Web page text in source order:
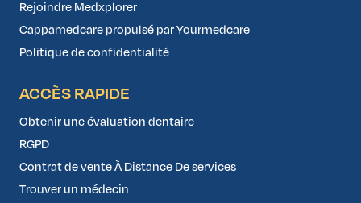
Rejoindre Medxplorer
Cappamedcare propulsé par Yourmedcare
Politique de confidentialité
ACCÈS RAPIDE
Obtenir une évaluation dentaire
RGPD
Contrat de vente À Distance De services
Trouver un médecin